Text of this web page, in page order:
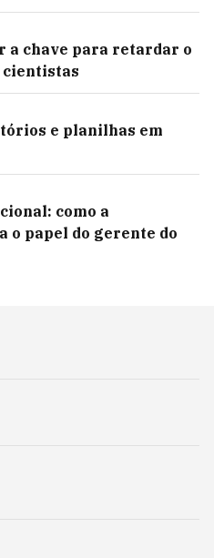
a chave para retardar o
cientistas
e planilhas em
como a
o papel do gerente do